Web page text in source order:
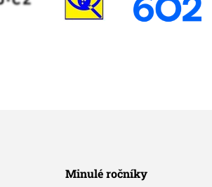
Minulé ročníky